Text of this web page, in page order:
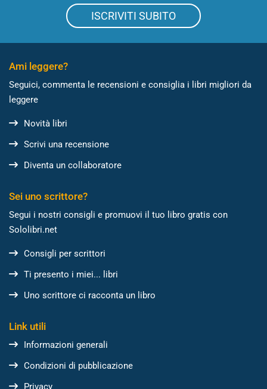
ISCRIVITI SUBITO
Ami leggere?
Seguici, commenta le recensioni e consiglia i libri migliori da
leggere
Novità libri
Scrivi una recensione
Diventa un collaboratore
Sei uno scrittore?
Segui i nostri consigli e promuovi il tuo libro gratis con
Sololibri.net
Consigli per scrittori
Ti presento i miei... libri
Uno scrittore ci racconta un libro
Link utili
Informazioni generali
Condizioni di pubblicazione
Privacy